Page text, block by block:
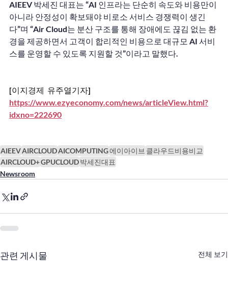
AIEEV 박세진 대표는 “AI 인프라는 단순히 속도와 비용만이
아니라 안정성이 확보돼야 비로소 서비스 경쟁력이 생긴
다”며 “Air Cloud는 분산 구조를 통해 장애에도 끊김 없는 환
경을 제공하면서 고객이 합리적인 비용으로 대규모 AI 서비
스를 운영할 수 있도록 지원할 것”이라고 말했다.
[이지경제  유주열기자]
https://www.ezyeconomy.com/news/articleView.html?
idxno=222690
AIEEVAIRCLOUDAICOMPUTING에이아이브 클라우드비용비교
AIRCLOUD+GPUCLOUD박세진대표
Newsroom
관련 게시물 전체 보기